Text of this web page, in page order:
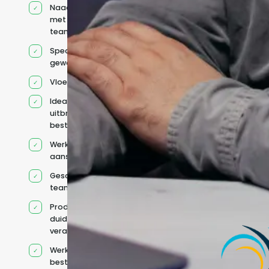
Naadloze integratie
met jouw bestaande
team
Specifiek voor jou
geworven profiel
Vloeiend Engels
Ideaal voor het
uitbreiden van
bestaande capaciteit
Werkt onder jouw
aansturing
Geschikt voor hybride
teams
Productcontext en
duidelijke
verantwoordelijkheden
Werkt binnen jouw
bestaande